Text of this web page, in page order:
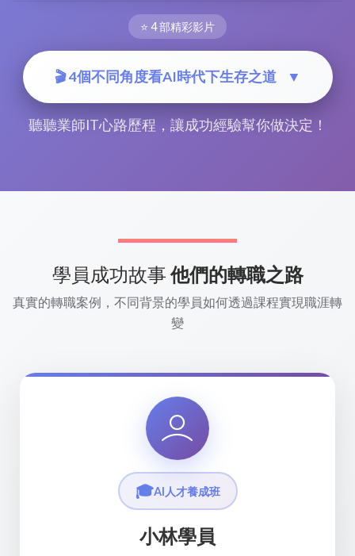
⭐ 4 部精彩影片
🎬 4個不同角度看AI時代下生存之道 ▼
聽聽業師IT心路歷程，讓成功經驗幫你做決定！
學員成功故事他們的轉職之路
真實的轉職案例，不同背景的學員如何透過課程實現職涯轉
變
🎓AI人才養成班
小林學員
☁️雲端工程師養成班
💻前端工程師養成班